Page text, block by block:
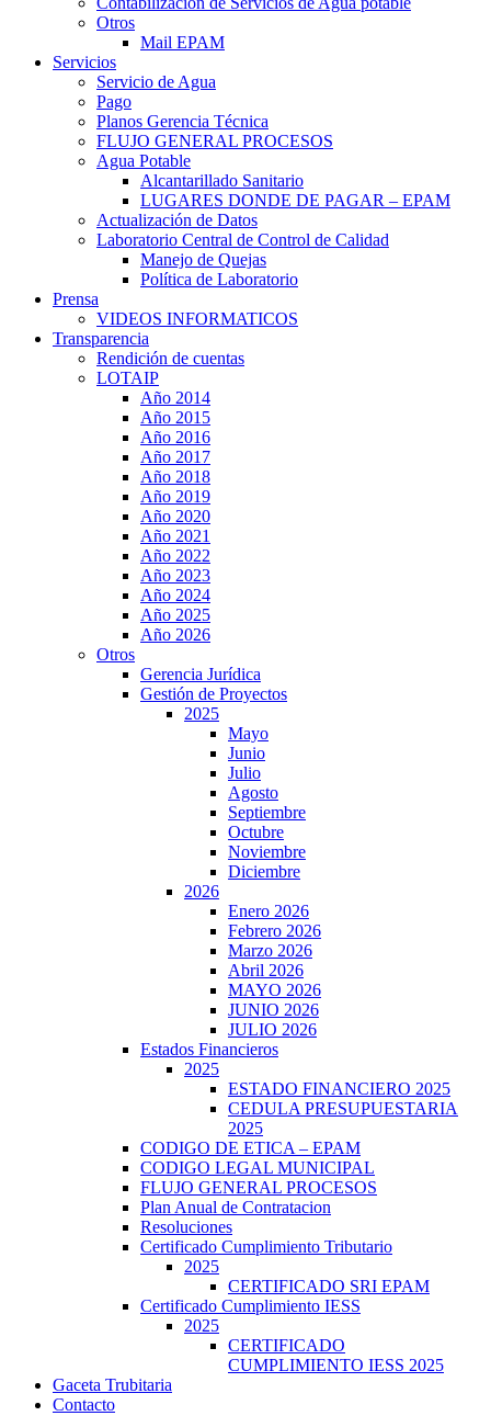
Otros
Mail EPAM
Servicios
Servicio de Agua
Pago
Planos Gerencia Técnica
FLUJO GENERAL PROCESOS
Agua Potable
Alcantarillado Sanitario
LUGARES DONDE DE PAGAR – EPAM
Actualización de Datos
Laboratorio Central de Control de Calidad
Manejo de Quejas
Política de Laboratorio
Prensa
VIDEOS INFORMATICOS
Transparencia
Rendición de cuentas
LOTAIP
Año 2014
Año 2015
Año 2016
Año 2017
Año 2018
Año 2019
Año 2020
Año 2021
Año 2022
Año 2023
Año 2024
Año 2025
Año 2026
Otros
Gerencia Jurídica
Gestión de Proyectos
2025
Mayo
Junio
Julio
Agosto
Septiembre
Octubre
Noviembre
Diciembre
2026
Enero 2026
Febrero 2026
Marzo 2026
Abril 2026
MAYO 2026
JUNIO 2026
JULIO 2026
Estados Financieros
2025
ESTADO FINANCIERO 2025
CEDULA PRESUPUESTARIA
2025
CODIGO DE ETICA – EPAM
CODIGO LEGAL MUNICIPAL
FLUJO GENERAL PROCESOS
Plan Anual de Contratacion
Resoluciones
Certificado Cumplimiento Tributario
2025
CERTIFICADO SRI EPAM
Certificado Cumplimiento IESS
2025
CERTIFICADO
CUMPLIMIENTO IESS 2025
Gaceta Trubitaria
Contacto